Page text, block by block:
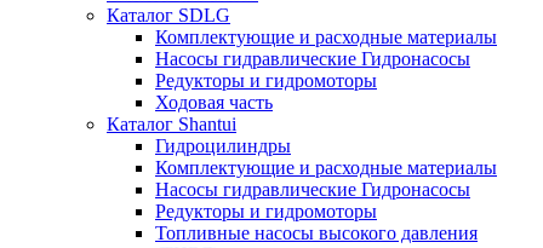
Каталог SDLG
Комплектующие и расходные материалы
Насосы гидравлические Гидронасосы
Редукторы и гидромоторы
Ходовая часть
Каталог Shantui
Гидроцилиндры
Комплектующие и расходные материалы
Насосы гидравлические Гидронасосы
Редукторы и гидромоторы
Топливные насосы высокого давления